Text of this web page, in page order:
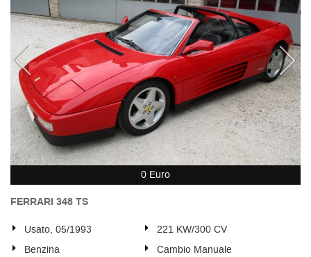
0 Euro
FERRARI 348 TS
Usato, 05/1993
221 KW/300 CV
Benzina
Cambio Manuale